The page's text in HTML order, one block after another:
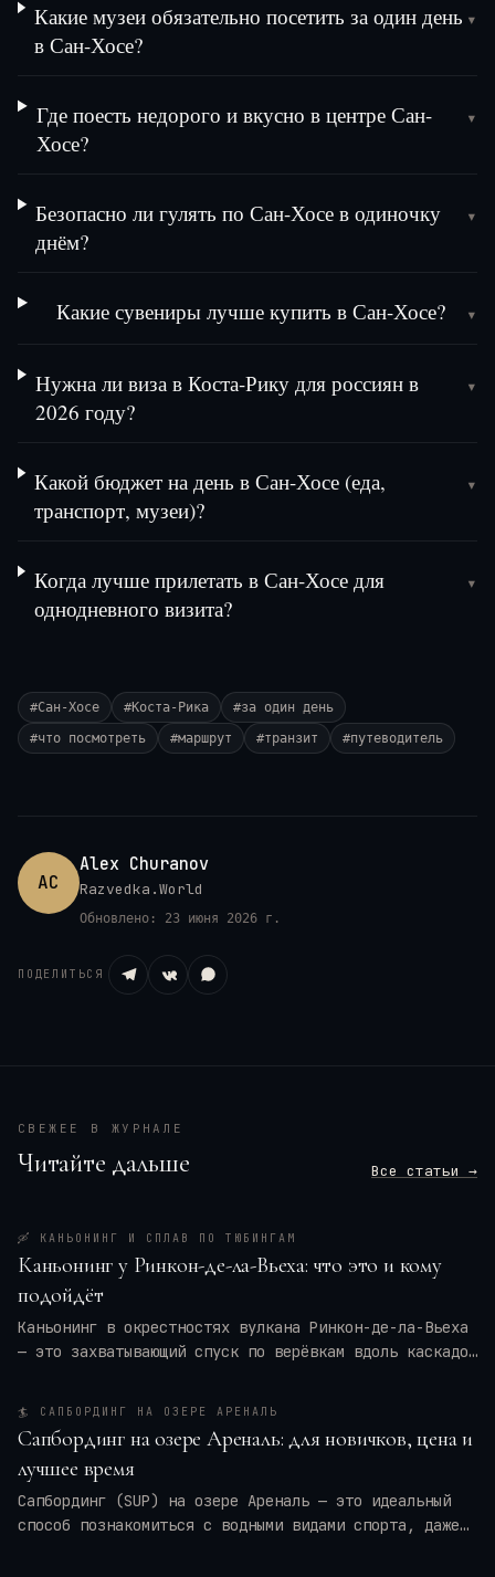
Какие музеи обязательно посетить за один день
в Сан-Хосе?
▾
Где поесть недорого и вкусно в центре Сан-
Хосе?
▾
Безопасно ли гулять по Сан-Хосе в одиночку
днём?
▾
Какие сувениры лучше купить в Сан-Хосе? ▾
Нужна ли виза в Коста-Рику для россиян в
2026 году?
▾
Какой бюджет на день в Сан-Хосе (еда,
транспорт, музеи)?
▾
Когда лучше прилетать в Сан-Хосе для
однодневного визита?
▾
#Сан-Хосе #Коста-Рика #за один день
#что посмотреть #маршрут #транзит #путеводитель
AC
Alex Churanov
Razvedka.World
Обновлено: 23 июня 2026 г.
ПОДЕЛИТЬСЯ
СВЕЖЕЕ В ЖУРНАЛЕ
Читайте дальше Все статьи →
🛶 КАНЬОНИНГ И СПЛАВ ПО ТЮБИНГАМ
Каньонинг у Ринкон-де-ла-Вьеха: что это и кому
подойдёт
Каньонинг в окрестностях вулкана Ринкон-де-ла-Вьеха
— это захватывающий спуск по верёвкам вдоль каскадов
новичков или только для профи? Мы разберём программу
тура, требования к физической форме, оптимальные
месяцы и актуальные цены на 2026 год. Вы также
получите практические советы по экипировке и
безопасности, чтобы ваше путешествие вКоста-Рику
🏄 САПБОРДИНГ НА ОЗЕРЕ АРЕНАЛЬ
Сапбординг на озере Ареналь: для новичков, цена и
лучшее время
Сапбординг (SUP) на озере Ареналь — это идеальный
способ познакомиться с водными видами спорта, даже